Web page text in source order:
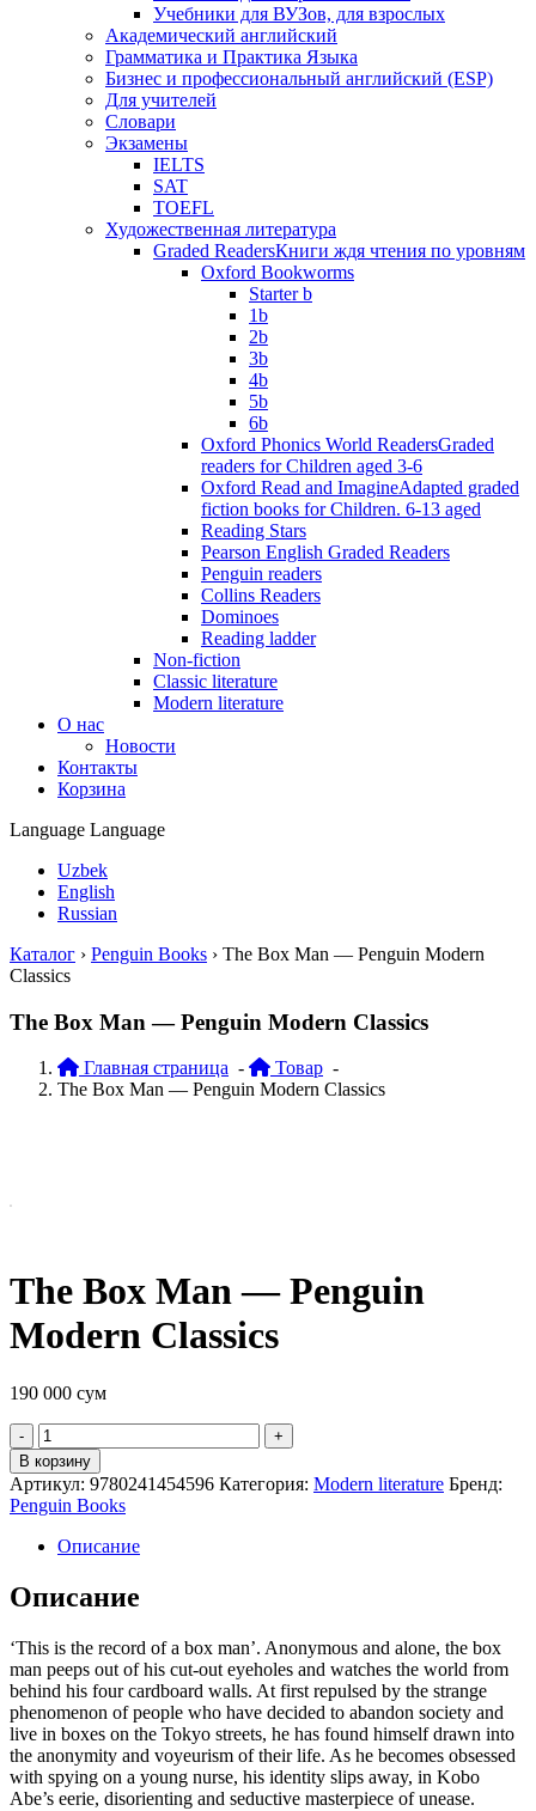
Учебники для ВУЗов, для взрослых
Академический английский
Грамматика и Практика Языка
Бизнес и профессиональный английский (ESP)
Для учителей
Словари
Экзамены
IELTS
SAT
TOEFL
Художественная литература
Graded ReadersКниги ждя чтения по уровням
Oxford Bookworms
Starter b
1b
2b
3b
4b
5b
6b
Oxford Phonics World ReadersGraded
readers for Children aged 3-6
Oxford Read and ImagineAdapted graded
fiction books for Children. 6-13 aged
Reading Stars
Pearson English Graded Readers
Penguin readers
Collins Readers
Dominoes
Reading ladder
Non-fiction
Classic literature
Modern literature
О нас
Новости
Контакты
Корзина
Language Language
Uzbek
English
Russian
Каталог › Penguin Books › The Box Man — Penguin Modern
Classics
The Box Man — Penguin Modern Classics
Главная страница - Товар -
The Box Man — Penguin Modern Classics
The Box Man — Penguin
Modern Classics
190 000 сум
Quantity
В корзину
Артикул: 9780241454596 Категория: Modern literature Бренд:
Penguin Books
Описание
Описание
‘This is the record of a box man’. Anonymous and alone, the box
man peeps out of his cut-out eyeholes and watches the world from
behind his four cardboard walls. At first repulsed by the strange
phenomenon of people who have decided to abandon society and
live in boxes on the Tokyo streets, he has found himself drawn into
the anonymity and voyeurism of their life. As he becomes obsessed
with spying on a young nurse, his identity slips away, in Kobo
Abe’s eerie, disorienting and seductive masterpiece of unease.